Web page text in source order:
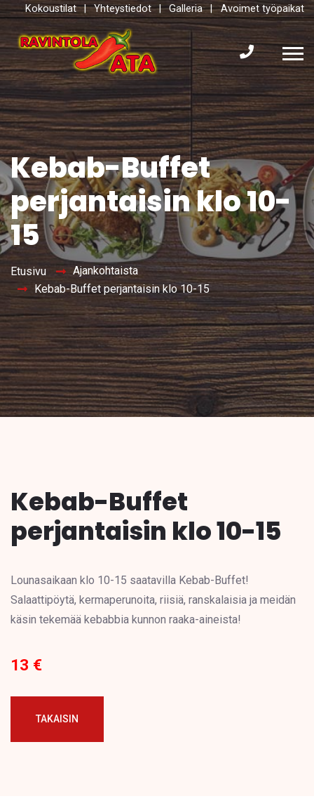
Kokoustilat | Yhteystiedot | Galleria | Avoimet työpaikat
Kebab-Buffet
perjantaisin klo 10-
15
Etusivu
Ajankohtaista
Kebab-Buffet perjantaisin klo 10-15
Kebab-Buffet
perjantaisin klo 10-15
Lounasaikaan klo 10-15 saatavilla Kebab-Buffet!
Salaattipöytä, kermaperunoita, riisiä, ranskalaisia ja meidän
käsin tekemää kebabbia kunnon raaka-aineista!
13 €
TAKAISIN